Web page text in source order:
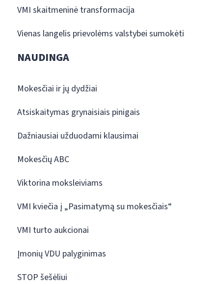
VMI skaitmeninė transformacija
Vienas langelis prievolėms valstybei sumokėti
NAUDINGA
Mokesčiai ir jų dydžiai
Atsiskaitymas grynaisiais pinigais
Dažniausiai užduodami klausimai
Mokesčių ABC
Viktorina moksleiviams
VMI kviečia į „Pasimatymą su mokesčiais“
VMI turto aukcionai
Įmonių VDU palyginimas
STOP šešėliui